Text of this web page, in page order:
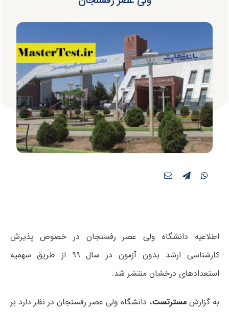
اطلاعیه دانشگاه ولی عصر رفسنجان در خصوص پذیرش
کارشناسی ارشد بدون آزمون در سال ۹۹ از طریق سهمیه
استعدادهای درخشان منتشر شد.
به گزارشمسترتست، دانشگاه ولی عصر رفسنجان در نظر دارد بر